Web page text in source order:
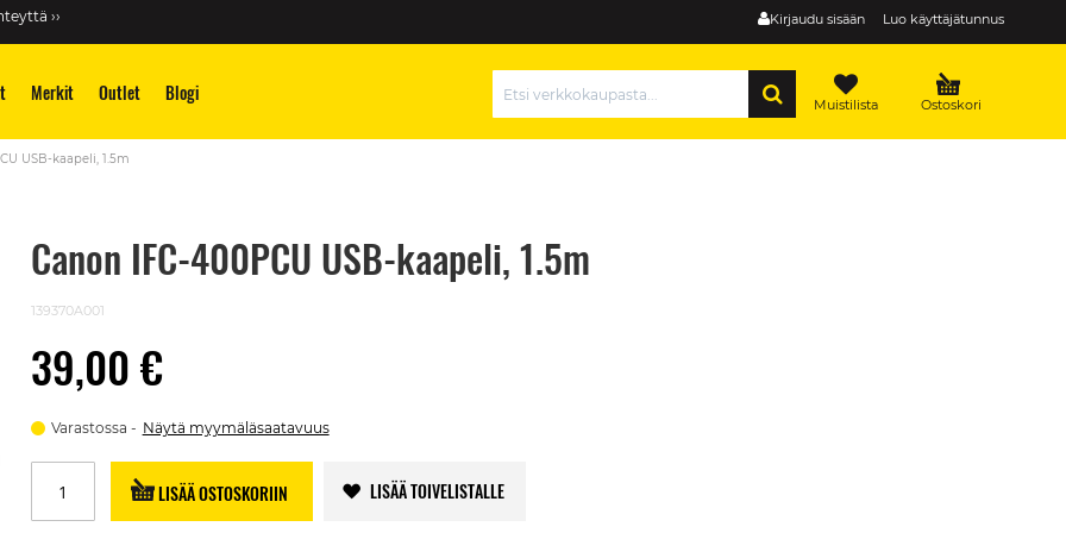
Kirjaudu sisään Luo käyttäjätunnus
››
Merkit Outlet Blogi Ostoskori
Muistilista
USB-kaapeli, 1.5m
Canon IFC-400PCU USB-kaapeli, 1.5m
139370A001
39,00 €
Varastossa Näytä myymäläsaatavuus
LISÄÄ OSTOSKORIIN LISÄÄ TOIVELISTALLE